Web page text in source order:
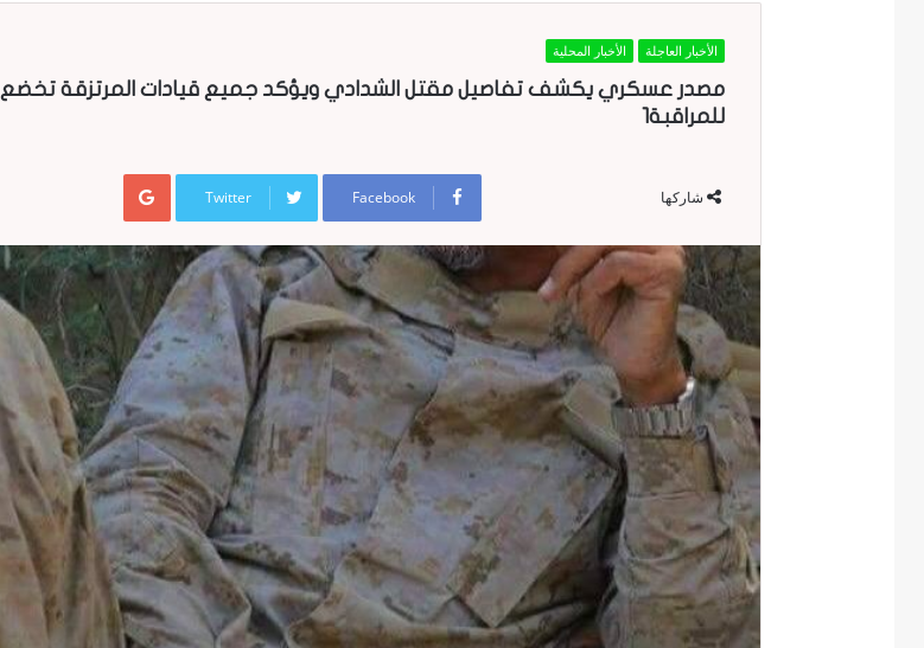
الأخبار العاجلة الأخبار المحلية
مصدر عسكري يكشف تفاصيل مقتل الشدادي ويؤكد جميع قيادات المرتزقة تخضع
للمراقبة1
شاركها Facebook
Twitter
Google+